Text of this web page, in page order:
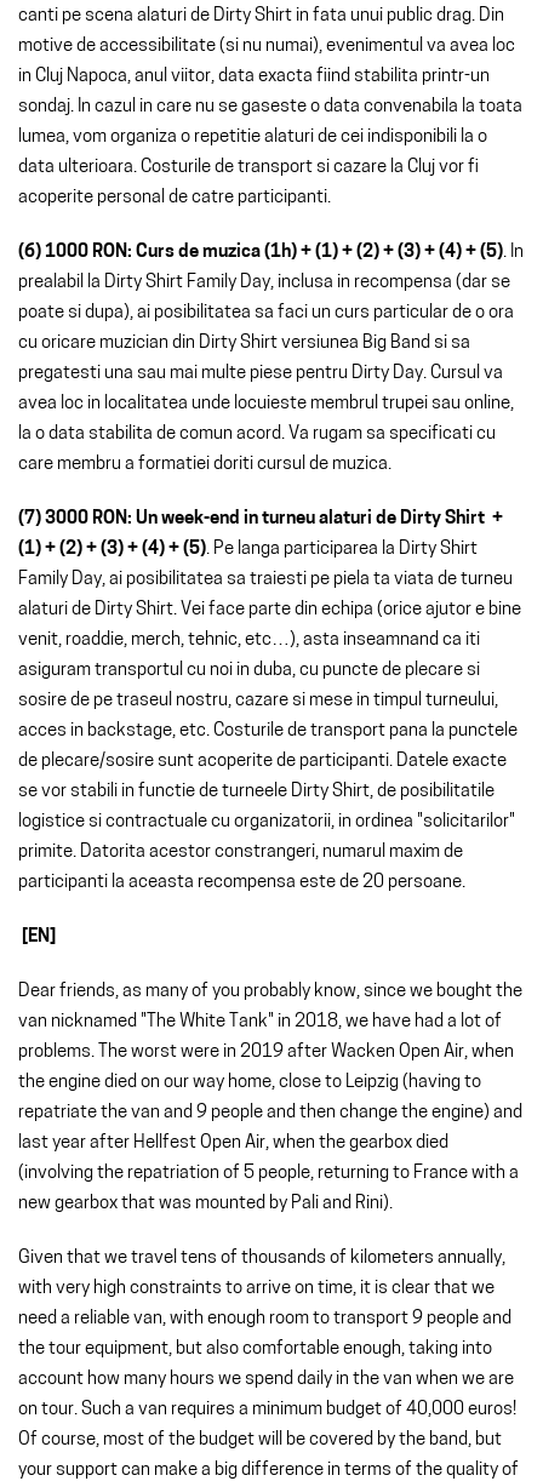
canti pe scena alaturi de Dirty Shirt in fata unui public drag. Din
motive de accessibilitate (si nu numai), evenimentul va avea loc
in Cluj Napoca, anul viitor, data exacta fiind stabilita printr-un
sondaj. In cazul in care nu se gaseste o data convenabila la toata
lumea, vom organiza o repetitie alaturi de cei indisponibili la o
data ulterioara. Costurile de transport si cazare la Cluj vor fi
acoperite personal de catre participanti.
(6) 1000 RON: Curs de muzica (1h) + (1) + (2) + (3) + (4) + (5). In
prealabil la Dirty Shirt Family Day, inclusa in recompensa (dar se
poate si dupa), ai posibilitatea sa faci un curs particular de o ora
cu oricare muzician din Dirty Shirt versiunea Big Band si sa
pregatesti una sau mai multe piese pentru Dirty Day. Cursul va
avea loc in localitatea unde locuieste membrul trupei sau online,
la o data stabilita de comun acord. Va rugam sa specificati cu
care membru a formatiei doriti cursul de muzica.
(7) 3000 RON: Un week-end in turneu alaturi de Dirty Shirt +
(1) + (2) + (3) + (4) + (5). Pe langa participarea la Dirty Shirt
Family Day, ai posibilitatea sa traiesti pe piela ta viata de turneu
alaturi de Dirty Shirt. Vei face parte din echipa (orice ajutor e bine
venit, roaddie, merch, tehnic, etc…), asta inseamnand ca iti
asiguram transportul cu noi in duba, cu puncte de plecare si
sosire de pe traseul nostru, cazare si mese in timpul turneului,
acces in backstage, etc. Costurile de transport pana la punctele
de plecare/sosire sunt acoperite de participanti. Datele exacte
se vor stabili in functie de turneele Dirty Shirt, de posibilitatile
logistice si contractuale cu organizatorii, in ordinea "solicitarilor"
primite. Datorita acestor constrangeri, numarul maxim de
participanti la aceasta recompensa este de 20 persoane.
[EN]
Dear friends, as many of you probably know, since we bought the
van nicknamed "The White Tank" in 2018, we have had a lot of
problems. The worst were in 2019 after Wacken Open Air, when
the engine died on our way home, close to Leipzig (having to
repatriate the van and 9 people and then change the engine) and
last year after Hellfest Open Air, when the gearbox died
(involving the repatriation of 5 people, returning to France with a
new gearbox that was mounted by Pali and Rini).
Given that we travel tens of thousands of kilometers annually,
with very high constraints to arrive on time, it is clear that we
need a reliable van, with enough room to transport 9 people and
the tour equipment, but also comfortable enough, taking into
account how many hours we spend daily in the van when we are
on tour. Such a van requires a minimum budget of 40,000 euros!
Of course, most of the budget will be covered by the band, but
your support can make a big difference in terms of the quality of